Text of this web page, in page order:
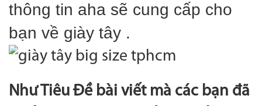
thông tin aha sẽ cung cấp cho
bạn về giày tây .
Như Tiêu Đề bài viết mà các bạn đã